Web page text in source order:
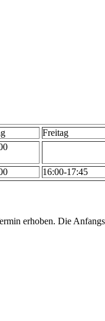
Freitag
16:00-17:45
erhoben. Die